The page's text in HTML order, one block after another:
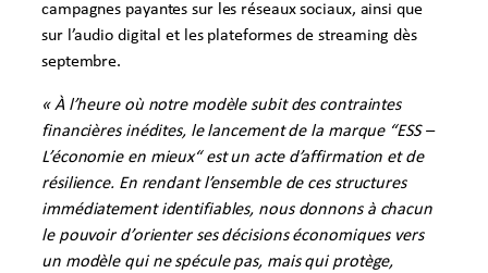
campagnes payantes sur les réseaux sociaux, ainsi que
sur l’audio digital et les plateformes de streaming dès
septembre.
« À l’heure où notre modèle subit des contraintes
financières inédites, le lancement de la marque “ESS –
L’économie en mieux“ est un acte d’affirmation et de
résilience. En rendant l’ensemble de ces structures
immédiatement identifiables, nous donnons à chacun
le pouvoir d’orienter ses décisions économiques vers
un modèle qui ne spécule pas, mais qui protège,